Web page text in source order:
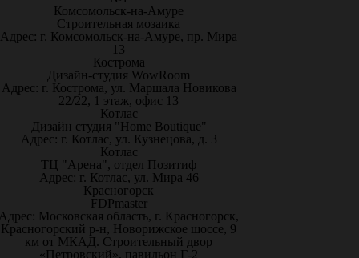
Комсомольск-на-Амуре
Строительная мозаика
Адрес: г. Комсомольск-на-Амуре, пр. Мира
13
Кострома
Дизайн-студия WowRoom
Адрес: г. Кострома, ул. Маршала Новикова
22/22, 1 этаж, офис 13
Котлас
Дизайн студия "Home Boutique"
Адрес: г. Котлас, ул. Кузнецова, д. 3
Котлас
ТЦ "Арена", отдел Позитиф
Адрес: г. Котлас, ул. Мира 46
Красногорск
FDPmaster
Московская область, г. Красногорск,
Красногорский р-н, Новорижское шоссе, 9
км от МКАД. Строительный двор
«Петровский», павильон Г-2